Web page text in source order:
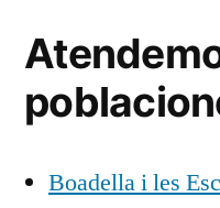
Boadella i les